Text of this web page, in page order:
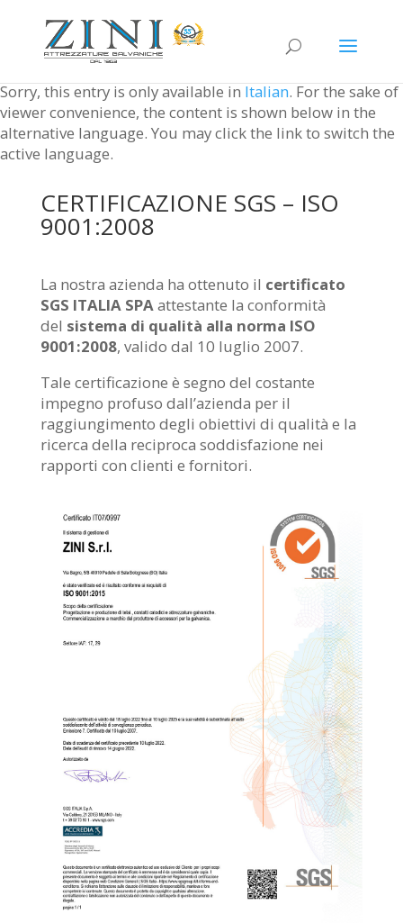
Sorry, this entry is only available in Italian. For the sake of
viewer convenience, the content is shown below in the
alternative language. You may click the link to switch the
active language.
CERTIFICAZIONE SGS – ISO
9001:2008
La nostra azienda ha ottenuto il certificato
SGS ITALIA SPAattestante la conformità
del sistema di qualità alla norma ISO
9001:2008, valido dal 10 luglio 2007.
Tale certificazione è segno del costante
impegno profuso dall’azienda per il
raggiungimento degli obiettivi di qualità e la
ricerca della reciproca soddisfazione nei
rapporti con clienti e fornitori.